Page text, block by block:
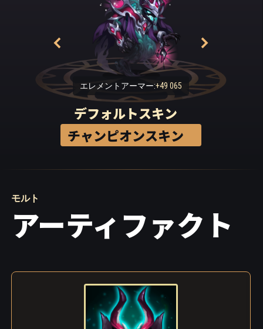
エレメントアーマー:+49 065
デフォルトスキン
チャンピオンスキン
モルト
アーティファクト